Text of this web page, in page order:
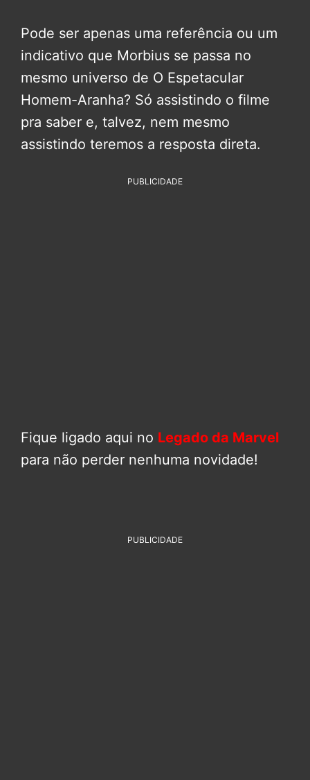
Pode ser apenas uma referência ou um
indicativo que Morbius se passa no
mesmo universo de O Espetacular
Homem-Aranha? Só assistindo o filme
pra saber e, talvez, nem mesmo
assistindo teremos a resposta direta.
PUBLICIDADE
Fique ligado aqui no Legado da Marvel
para não perder nenhuma novidade!
PUBLICIDADE